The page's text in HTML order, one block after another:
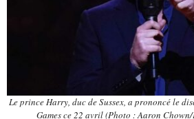
Le prince Harry, duc de Sussex, a prononcé le
Games ce 22 avril (Photo : Aaron